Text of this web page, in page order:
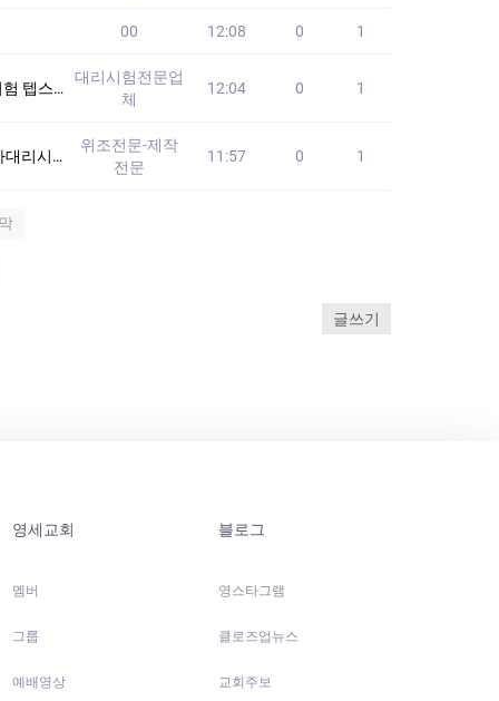
00 12:08 0 1
없습니다!! 2
대리시험전문업
체
12:04 0 1
험 #컴활대리
위조전문-제작
전문
11:57 0 1
글쓰기
영세교회
멤버
그룹
예배영상
블로그
영스타그램
클로즈업뉴스
교회주보